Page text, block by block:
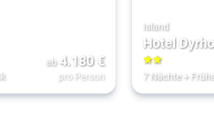
ab 4.180€
pro Person
Island
Hotel
2
7 Nächte+